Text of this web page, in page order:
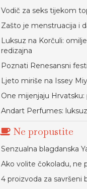
Vodič za seks tijekom
Zašto je menstruacija i
Luksuz na Korčuli:
redizajna
Poznati Renesansni
Ljeto miriše na Issey
One mijenjaju
Andart Perfumes:
Ne propustite
Senzualna blagdanska
Ako volite čokoladu, ne
4 proizvoda za savršeni